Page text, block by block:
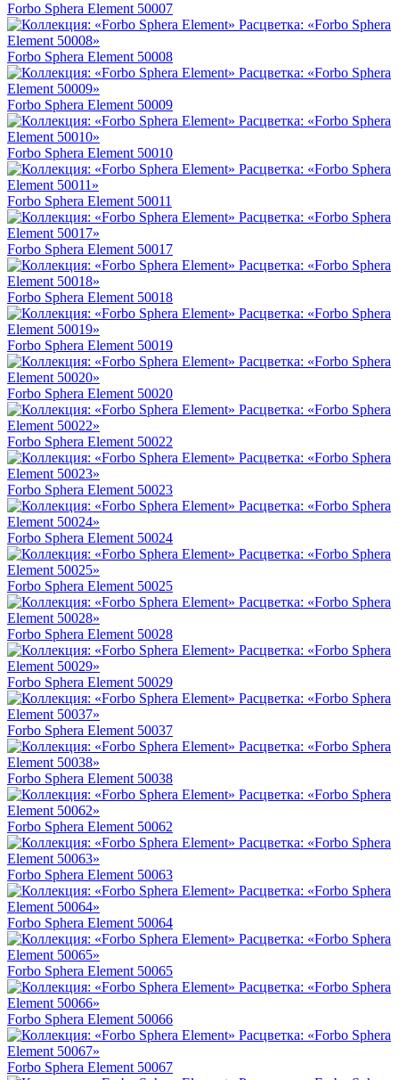
Forbo Sphera Element 50007
Forbo Sphera Element 50008
Forbo Sphera Element 50009
Forbo Sphera Element 50010
Forbo Sphera Element 50011
Forbo Sphera Element 50017
Forbo Sphera Element 50018
Forbo Sphera Element 50019
Forbo Sphera Element 50020
Forbo Sphera Element 50022
Forbo Sphera Element 50023
Forbo Sphera Element 50024
Forbo Sphera Element 50025
Forbo Sphera Element 50028
Forbo Sphera Element 50029
Forbo Sphera Element 50037
Forbo Sphera Element 50038
Forbo Sphera Element 50062
Forbo Sphera Element 50063
Forbo Sphera Element 50064
Forbo Sphera Element 50065
Forbo Sphera Element 50066
Forbo Sphera Element 50067